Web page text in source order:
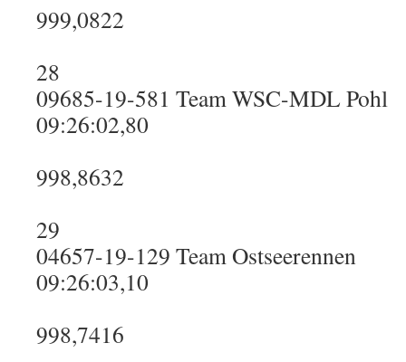
999,0822
28
09685-19-581 Team WSC-MDL Pohl
09:26:02,80
998,8632
29
04657-19-129 Team Ostseerennen
09:26:03,10
998,7416